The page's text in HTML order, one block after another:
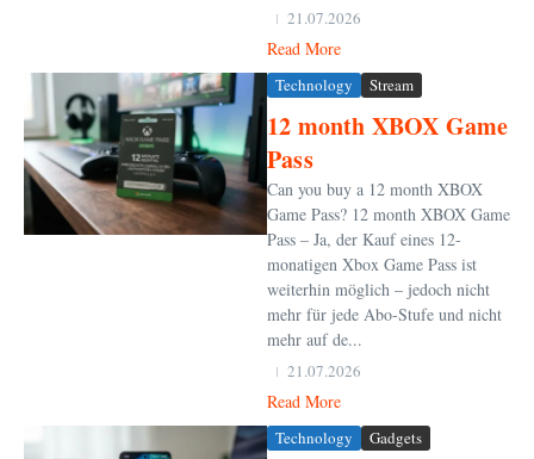
21.07.2026
Read More
Technology Stream
12 month XBOX Game
Pass
Can you buy a 12 month XBOX
Game Pass? 12 month XBOX Game
Pass – Ja, der Kauf eines 12-
monatigen Xbox Game Pass ist
weiterhin möglich – jedoch nicht
mehr für jede Abo-Stufe und nicht
mehr auf de...
21.07.2026
Read More
Technology Gadgets